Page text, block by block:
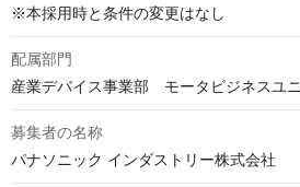
※本採用時と条件の変更はなし
配属部門
産業デバイス事業部　モータビジネスユ
募集者の名称
パナソニック インダストリー株式会社